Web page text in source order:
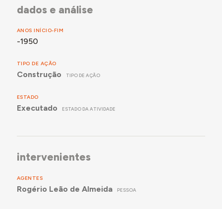
dados e análise
ANOS INÍCIO-FIM
-1950
TIPO DE AÇÃO
Construção TIPO DE AÇÃO
ESTADO
Executado ESTADO DA ATIVIDADE
intervenientes
AGENTES
Rogério Leão de Almeida PESSOA